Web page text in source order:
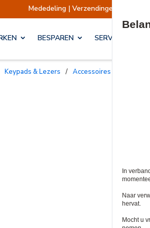
| Verzendingen opgeschort
BESPAREN SERVICES &
Keypads & Lezers / Accessoires voor